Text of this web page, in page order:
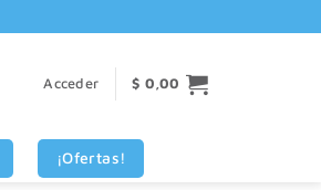
SIN INTERES VISA - MASTERCARD
Acceder $ 0,00
¡Ofertas!